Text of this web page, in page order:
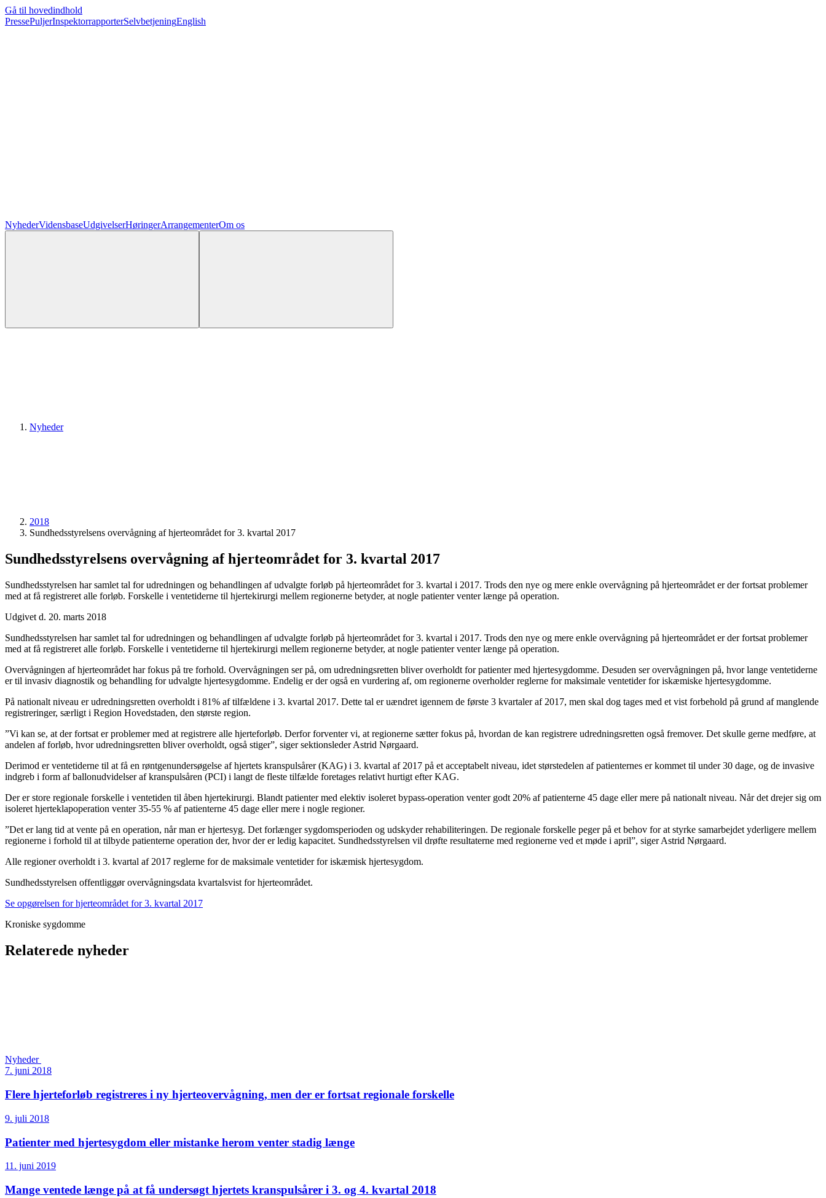
Gå til hovedindhold
PressePuljerInspektorrapporterSelvbetjeningEnglish
NyhederVidensbaseUdgivelserHøringerArrangementerOm os
Nyheder
2018
Sundheds­styrelsens overvågning af hjerteområdet for 3. kvartal 2017
Sundheds­styrelsens overvågning af hjerteområdet for 3. kvartal 2017
Sundhedsstyrelsen har samlet tal for udredningen og behandlingen af udvalgte forløb på hjerteområdet for 3. kvartal i 2017. Trods den nye og mere enkle overvågning på hjerteområdet er der fortsat problemer
med at få registreret alle forløb. Forskelle i ventetiderne til hjertekirurgi mellem regionerne betyder, at nogle patienter venter længe på operation.
Udgivet d. 20. marts 2018
Sundhedsstyrelsen har samlet tal for udredningen og behandlingen af udvalgte forløb på hjerteområdet for 3. kvartal i 2017. Trods den nye og mere enkle overvågning på hjerteområdet er der fortsat problemer
med at få registreret alle forløb. Forskelle i ventetiderne til hjertekirurgi mellem regionerne betyder, at nogle patienter venter længe på operation.
Overvågningen af hjerteområdet har fokus på tre forhold. Overvågningen ser på, om udredningsretten bliver overholdt for patienter med hjertesygdomme. Desuden ser overvågningen på, hvor lange ventetiderne
er til invasiv diagnostik og behandling for udvalgte hjertesygdomme. Endelig er der også en vurdering af, om regionerne overholder reglerne for maksimale ventetider for iskæmiske hjertesygdomme.
På nationalt niveau er udredningsretten overholdt i 81% af tilfældene i 3. kvartal 2017. Dette tal er uændret igennem de første 3 kvartaler af 2017, men skal dog tages med et vist forbehold på grund af manglende
registreringer, særligt i Region Hovedstaden, den største region.
”Vi kan se, at der fortsat er problemer med at registrere alle hjerteforløb. Derfor forventer vi, at regionerne sætter fokus på, hvordan de kan registrere udredningsretten også fremover. Det skulle gerne medføre, at
andelen af forløb, hvor udredningsretten bliver overholdt, også stiger”, siger sektionsleder Astrid Nørgaard.
Derimod er ventetiderne til at få en røntgenundersøgelse af hjertets kranspulsårer (KAG) i 3. kvartal af 2017 på et acceptabelt niveau, idet størstedelen af patienternes er kommet til under 30 dage, og de invasive
indgreb i form af ballonudvidelser af kranspulsåren (PCI) i langt de fleste tilfælde foretages relativt hurtigt efter KAG.
Der er store regionale forskelle i ventetiden til åben hjertekirurgi. Blandt patienter med elektiv isoleret bypass-operation venter godt 20% af patienterne 45 dage eller mere på nationalt niveau. Når det drejer sig om
isoleret hjerteklapoperation venter 35-55 % af patienterne 45 dage eller mere i nogle regioner.
”Det er lang tid at vente på en operation, når man er hjertesyg. Det forlænger sygdomsperioden og udskyder rehabiliteringen. De regionale forskelle peger på et behov for at styrke samarbejdet yderligere mellem
regionerne i forhold til at tilbyde patienterne operation der, hvor der er ledig kapacitet. Sundhedsstyrelsen vil drøfte resultaterne med regionerne ved et møde i april”, siger Astrid Nørgaard.
Alle regioner overholdt i 3. kvartal af 2017 reglerne for de maksimale ventetider for iskæmisk hjertesygdom.
Sundhedsstyrelsen offentliggør overvågningsdata kvartalsvist for hjerteområdet.
Se opgørelsen for hjerteområdet for 3. kvartal 2017
Kroniske sygdomme
Relaterede nyheder
Nyheder
7. juni 2018
Flere hjerteforløb registreres i ny hjerteovervågning, men der er fortsat regionale forskelle
9. juli 2018
Patienter med hjertesygdom eller mistanke herom venter stadig længe
11. juni 2019
Mange ventede længe på at få undersøgt hjertets kranspulsårer i 3. og 4. kvartal 2018